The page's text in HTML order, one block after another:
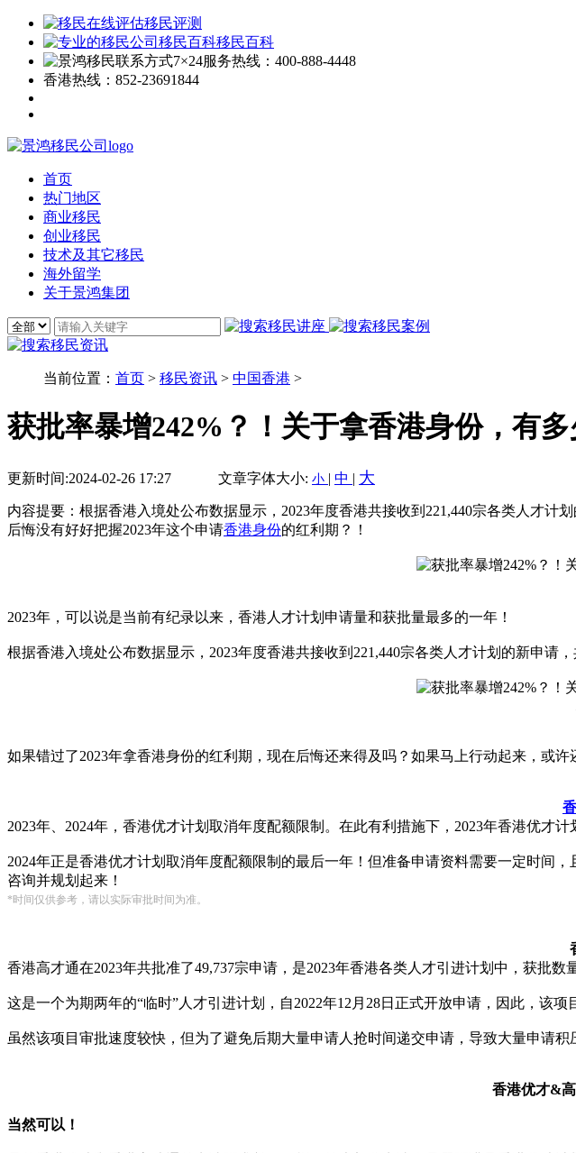
移民评测
移民百科
7×24服务热线： 400-888-4448
香港热线： 852-23691844
首页
热门地区
商业移民
创业移民
技术及其它移民
海外留学
关于景鸿集团
当前位置： 首页 > 移民资讯 > 中国香港 >
获批率暴增242%？！关于拿香港身份，有多
更新时间:2024-02-26 17:27 文章字体大小: 小 | 中 | 大
内容提要：根据香港入境处公布数据显示，2023年度香港共接收到221,440宗各类人才计
后悔没有好好把握2023年这个申请香港身份的红利期？！
2023年，可以说是当前有纪录以来，香港人才计划申请量和获批量最多的一年！
根据香港入境处公布数据显示，2023年度香港共接收到221,440宗各类人才计划的新申请
如果错过了2023年拿香港身份的红利期，现在后悔还来得及吗？如果马上行动起来，或
2023年、2024年，香港优才计划取消年度配额限制。在此有利措施下，2023年香港优才计
2024年正是香港优才计划取消年度配额限制的最后一年！但准备申请资料需要一定时间
咨询并规划起来！
*时间仅供参考，请以实际审批时间为准。
香港高才通在2023年共批准了49,737宗申请，是2023年香港各类人才引进计划中，获批数
这是一个为期两年的“临时”人才引进计划，自2022年12月28日正式开放申请，因此，该项
虽然该项目审批速度较快，但为了避免后期大量申请人抢时间递交申请，导致大量申请
香港优才&
当然可以！